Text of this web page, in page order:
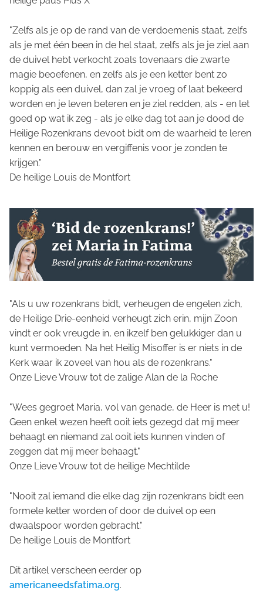
"Zelfs als je op de rand van de verdoemenis staat, zelfs
als je met één been in de hel staat, zelfs als je je ziel aan
de duivel hebt verkocht zoals tovenaars die zwarte
magie beoefenen, en zelfs als je een ketter bent zo
koppig als een duivel, dan zal je vroeg of laat bekeerd
worden en je leven beteren en je ziel redden, als - en let
goed op wat ik zeg - als je elke dag tot aan je dood de
Heilige Rozenkrans devoot bidt om de waarheid te leren
kennen en berouw en vergiffenis voor je zonden te
krijgen."
De heilige Louis de Montfort
"Als u uw rozenkrans bidt, verheugen de engelen zich,
de Heilige Drie-eenheid verheugt zich erin, mijn Zoon
vindt er ook vreugde in, en ikzelf ben gelukkiger dan u
kunt vermoeden. Na het Heilig Misoffer is er niets in de
Kerk waar ik zoveel van hou als de rozenkrans."
Onze Lieve Vrouw tot de zalige Alan de la Roche
"Wees gegroet Maria, vol van genade, de Heer is met u!
Geen enkel wezen heeft ooit iets gezegd dat mij meer
behaagt en niemand zal ooit iets kunnen vinden of
zeggen dat mij meer behaagt."
Onze Lieve Vrouw tot de heilige Mechtilde
"Nooit zal iemand die elke dag zijn rozenkrans bidt een
formele ketter worden of door de duivel op een
dwaalspoor worden gebracht."
De heilige Louis de Montfort
Dit artikel verscheen eerder op
americaneedsfatima.org.